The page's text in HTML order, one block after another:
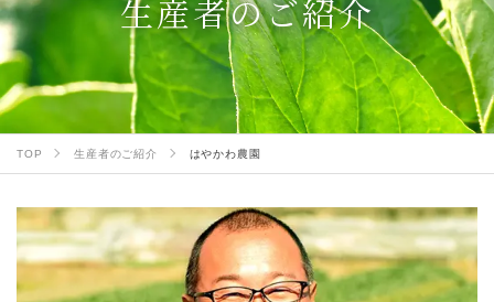
生産者のご紹介
TOP 生産者のご紹介 はやかわ農園